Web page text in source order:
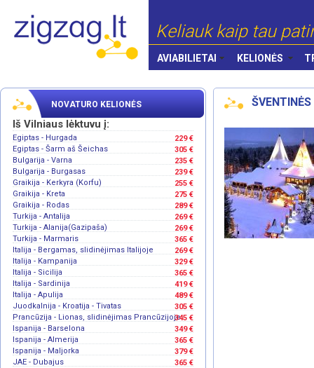
Keliauk kaip tau
AVIABILIETAI KELIONĖS
NOVATURO KELIONĖS
Iš Vilniaus lėktuvu į:
229 €
Egiptas - Hurgada
305 €
Egiptas - Šarm aš Šeichas
235 €
Bulgarija - Varna
239 €
Bulgarija - Burgasas
255 €
Graikija - Kerkyra (Korfu)
275 €
Graikija - Kreta
289 €
Graikija - Rodas
269 €
Turkija - Antalija
269 €
Turkija - Alanija(Gazipaša)
365 €
Turkija - Marmaris
269 €
Italija - Bergamas, slidinėjimas Italijoje
329 €
Italija - Kampanija
365 €
Italija - Sicilija
419 €
Italija - Sardinija
489 €
Italija - Apulija
305 €
Juodkalnija - Kroatija - Tivatas
345 €
Prancūzija - Lionas, slidinėjimas Prancūzijoje
349 €
Ispanija - Barselona
365 €
Ispanija - Almerija
379 €
Ispanija - Maljorka
365 €
JAE - Dubajus